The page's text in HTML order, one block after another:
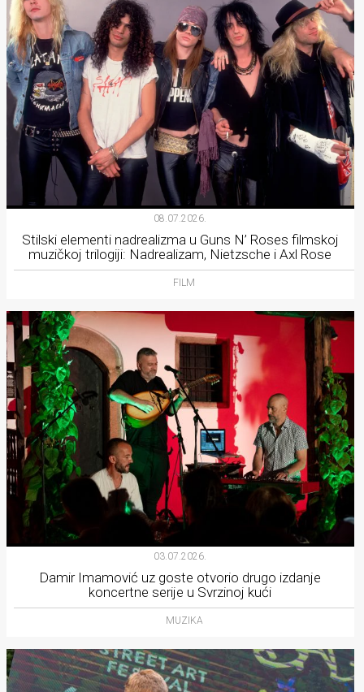
08.07.2026.
Stilski elementi nadrealizma u Guns N’ Roses filmskoj
muzičkoj trilogiji: Nadrealizam, Nietzsche i Axl Rose
FILM
03.07.2026.
Damir Imamović uz goste otvorio drugo izdanje
koncertne serije u Svrzinoj kući
MUZIKA